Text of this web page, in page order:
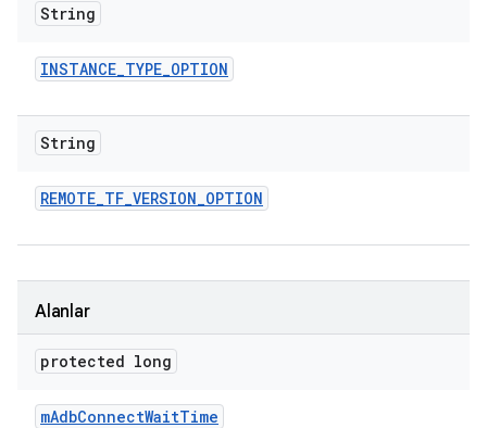
String
INSTANCE_TYPE_OPTION
String
REMOTE_TF_VERSION_OPTION
Alanlar
protected long
mAdbConnectWaitTime